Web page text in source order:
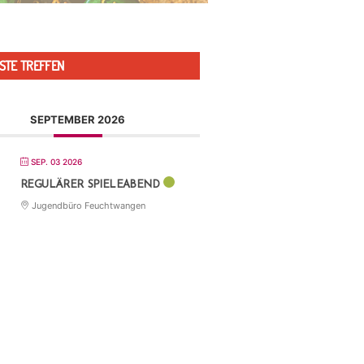
TREFFEN
SEPTEMBER 2026
SEP. 03 2026
REGULÄRER SPIELEABEND
Jugendbüro Feuchtwangen